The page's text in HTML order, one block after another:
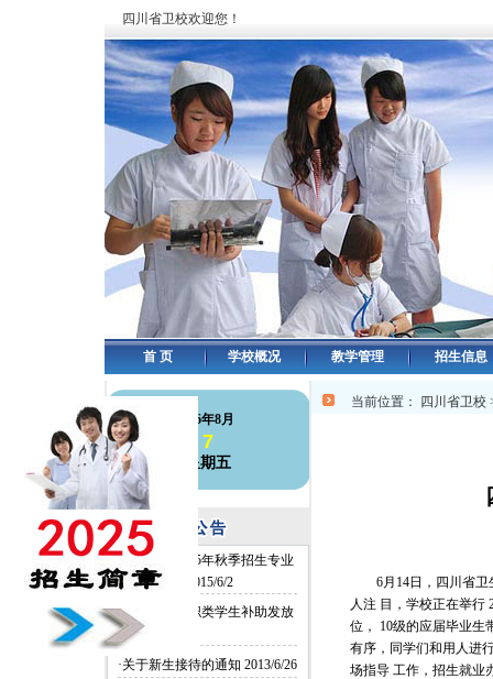
四川省卫校欢迎您！
首 页 学校概况 教学管理 招生信息
126年8月
7
星期五
·四川卫校2015年秋季招生专业
和名额确定
2015/6/2
·四川卫校中职类学生补助发放
2014/6/26
·关于新生接待的通知 2013/6/26
当前位置： 四川省卫校
6月14日，四川省
人注 目，学校正在举行
位， 10级的应届毕业生
有序，同学们和用人进
场指导 工作，招生就业